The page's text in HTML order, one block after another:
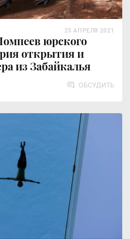
юрского
открытия и
из Забайкалья
25 АПРЕЛЯ 2021
ОБСУДИТЬ